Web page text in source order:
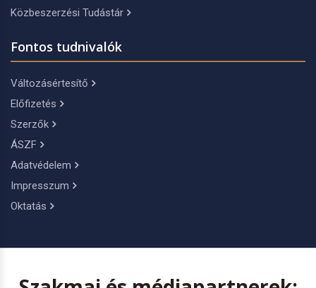
Közbeszerzési Tudástár
Fontos tudnivalók
Változásértesítő
Előfizetés
Szerzők
ÁSZF
Adatvédelem
Impresszum
Oktatás